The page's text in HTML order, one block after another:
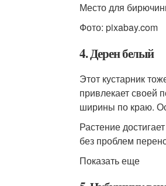
Место для
Фото: pixabay.com
4. Дерен белый
Этот кустарник
привлекает своей
ширины по краю.
Растение
без проблем
Показать еще